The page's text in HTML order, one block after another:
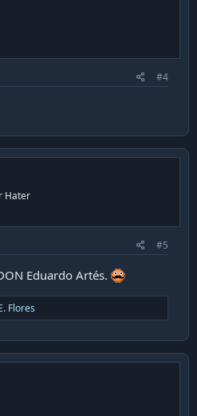
#4
Hater
#5
Eduardo Artés.
Flores